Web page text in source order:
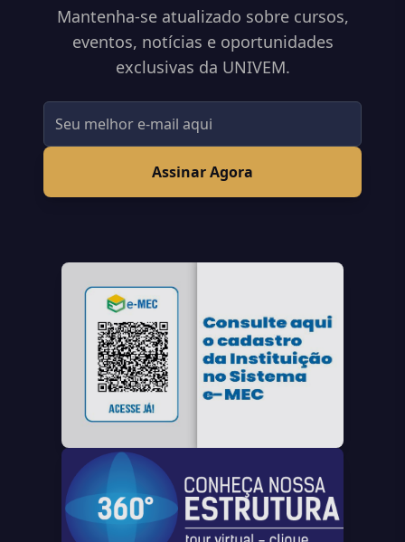
Mantenha-se atualizado sobre cursos,
eventos, notícias e oportunidades
exclusivas da UNIVEM.
Assinar Agora